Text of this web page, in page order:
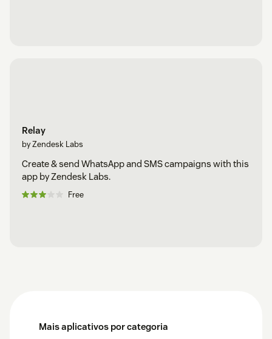
Relay
by Zendesk Labs
Create & send WhatsApp and SMS campaigns with this
app by Zendesk Labs.
Free
Mais aplicativos por categoria